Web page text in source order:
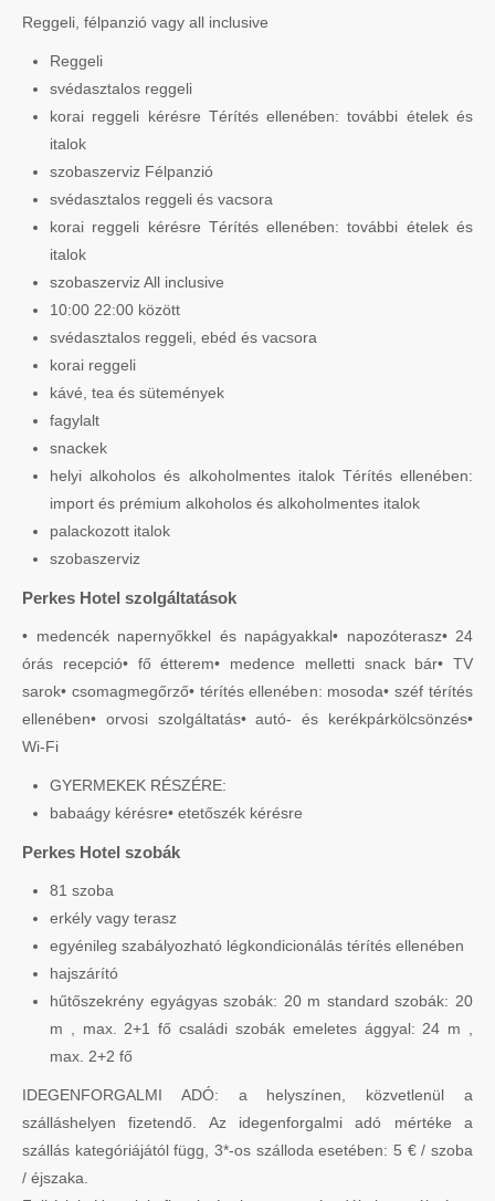
Reggeli, félpanzió vagy all inclusive
Reggeli
svédasztalos reggeli
korai reggeli kérésre Térítés ellenében: további ételek és
italok
szobaszerviz Félpanzió
svédasztalos reggeli és vacsora
korai reggeli kérésre Térítés ellenében: további ételek és
italok
szobaszerviz All inclusive
10:00 22:00 között
svédasztalos reggeli, ebéd és vacsora
korai reggeli
kávé, tea és sütemények
fagylalt
snackek
helyi alkoholos és alkoholmentes italok Térítés ellenében:
import és prémium alkoholos és alkoholmentes italok
palackozott italok
szobaszerviz
Perkes Hotel szolgáltatások
• medencék napernyőkkel és napágyakkal• napozóterasz• 24
órás recepció• fő étterem• medence melletti snack bár• TV
sarok• csomagmegőrző• térítés ellenében: mosoda• széf térítés
ellenében• orvosi szolgáltatás• autó- és kerékpárkölcsönzés•
Wi-Fi
GYERMEKEK RÉSZÉRE:
babaágy kérésre• etetőszék kérésre
Perkes Hotel szobák
81 szoba
erkély vagy terasz
egyénileg szabályozható légkondicionálás térítés ellenében
hajszárító
hűtőszekrény egyágyas szobák: 20 m standard szobák: 20
m , max. 2+1 fő családi szobák emeletes ággyal: 24 m ,
max. 2+2 fő
IDEGENFORGALMI ADÓ: a helyszínen, közvetlenül a
szálláshelyen fizetendő. Az idegenforgalmi adó mértéke a
szállás kategóriájától függ, 3*-os szálloda esetében: 5 € / szoba
/ éjszaka.